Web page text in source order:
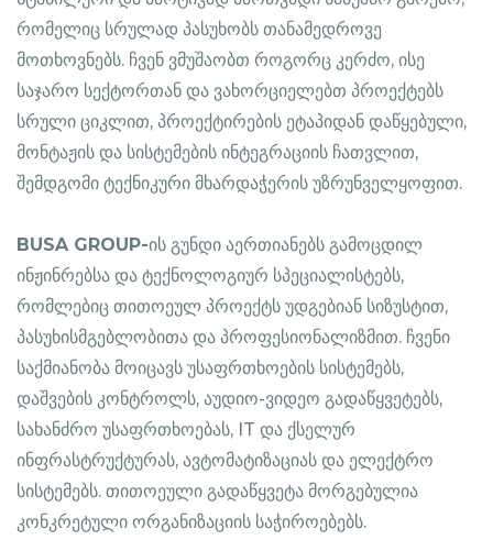
რომელიც სრულად პასუხობს თანამედროვე
მოთხოვნებს. ჩვენ ვმუშაობთ როგორც კერძო, ისე
საჯარო სექტორთან და ვახორციელებთ პროექტებს
სრული ციკლით, პროექტირების ეტაპიდან დაწყებული,
მონტაჟის და სისტემების ინტეგრაციის ჩათვლით,
შემდგომი ტექნიკური მხარდაჭერის უზრუნველყოფით.
BUSA GROUP-ის გუნდი აერთიანებს გამოცდილ
ინჟინრებსა და ტექნოლოგიურ სპეციალისტებს,
რომლებიც თითოეულ პროექტს უდგებიან სიზუსტით,
პასუხისმგებლობითა და პროფესიონალიზმით. ჩვენი
საქმიანობა მოიცავს უსაფრთხოების სისტემებს,
დაშვების კონტროლს, აუდიო-ვიდეო გადაწყვეტებს,
სახანძრო უსაფრთხოებას, IT და ქსელურ
ინფრასტრუქტურას, ავტომატიზაციას და ელექტრო
სისტემებს. თითოეული გადაწყვეტა მორგებულია
კონკრეტული ორგანიზაციის საჭიროებებს.